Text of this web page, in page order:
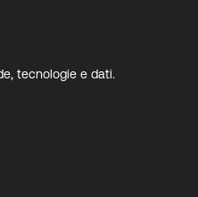
tecnologie e dati.